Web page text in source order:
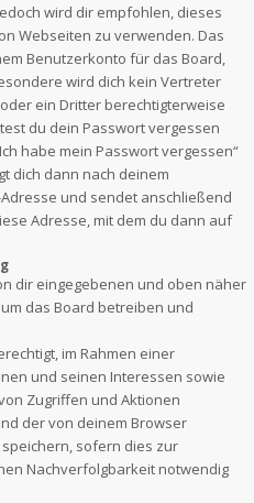
wird dir empfohlen, dieses
Webseiten zu verwenden. Das
Benutzerkonto für das Board,
wird dich kein Vertreter
ein Dritter berechtigterweise
du dein Passwort vergessen
habe mein Passwort vergessen“
dich dann nach deinem
und sendet anschließend
Adresse, mit dem du dann auf
dir eingegebenen und oben näher
das Board betreiben und
im Rahmen einer
und seinen Interessen sowie
Zugriffen und Aktionen
der von deinem Browser
sofern dies zur
Nachverfolgbarkeit notwendig